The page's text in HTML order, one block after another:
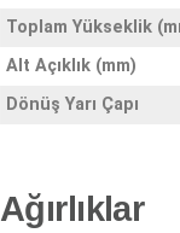
Toplam Yükseklik
Alt Açıklık (mm)
Dönüş Yarı Çapı
Ağırlıklar